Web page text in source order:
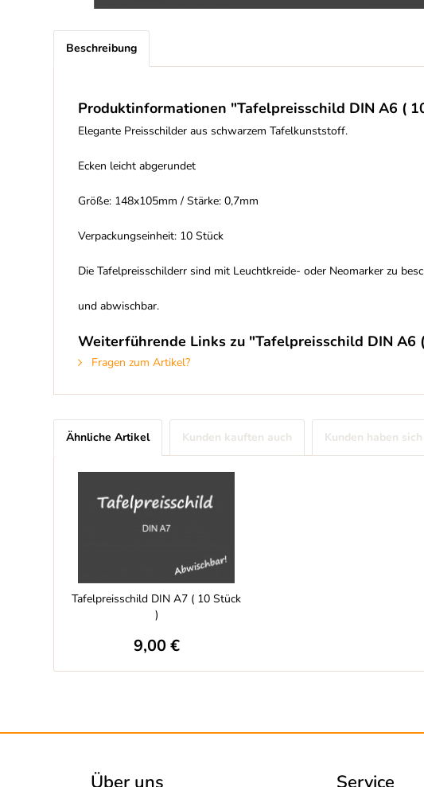
Beschreibung
Produktinformationen "Tafelpreisschild DIN A6 (
Elegante Preisschilder aus schwarzem Tafelkunststoff.
Ecken leicht abgerundet
Größe: 148x105mm / Stärke: 0,7mm
Verpackungseinheit: 10 Stück
Die Tafelpreisschilderr sind mit Leuchtkreide- oder Neomarker zu
und abwischbar.
Weiterführende Links zu "Tafelpreisschild DIN A6
Fragen zum Artikel?
Ähnliche Artikel Kunden kauften auch Kunden haben
Tafelpreisschild DIN A7 ( 10 Stück
)
9,00 €
Über uns Service